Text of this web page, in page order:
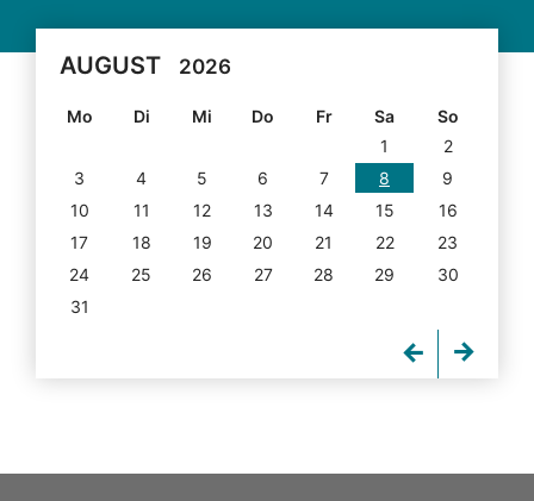
AUGUST 2026
Mo Di Mi Do Fr Sa
So
1
2
3
4 5 6 7 8
9
10
11 12 13 14 15
16
17
18 19 20 21 22
23
24
25 26 27 28 29
30
31